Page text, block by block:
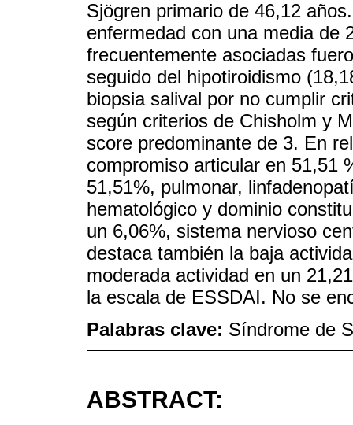
Sjögren primario de 46,12
enfermedad con una media de
frecuentemente asociadas
seguido del hipotiroidismo
biopsia salival por no cumplir
según criterios de Chisholm y
score predominante de 3. En
compromiso articular en 51,51
51,51%, pulmonar,
hematológico y dominio
un 6,06%, sistema nervioso
destaca también la baja
moderada actividad en un
la escala de ESSDAI. No se
Palabras clave: Síndrome de
ABSTRACT: